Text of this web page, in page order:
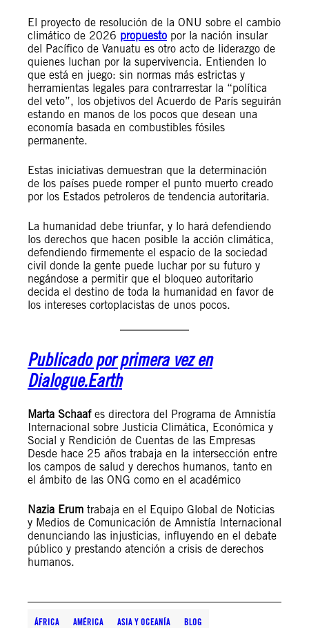
El proyecto de resolución de la ONU sobre el cambio
climático de 2026 propuesto por la nación insular
del Pacífico de Vanuatu es otro acto de liderazgo de
quienes luchan por la supervivencia. Entienden lo
que está en juego: sin normas más estrictas y
herramientas legales para contrarrestar la “política
del veto”, los objetivos del Acuerdo de París seguirán
estando en manos de los pocos que desean una
economía basada en combustibles fósiles
permanente.
Estas iniciativas demuestran que la determinación
de los países puede romper el punto muerto creado
por los Estados petroleros de tendencia autoritaria.
La humanidad debe triunfar, y lo hará defendiendo
los derechos que hacen posible la acción climática,
defendiendo firmemente el espacio de la sociedad
civil donde la gente puede luchar por su futuro y
negándose a permitir que el bloqueo autoritario
decida el destino de toda la humanidad en favor de
los intereses cortoplacistas de unos pocos.
Publicado por primera vez en
Dialogue.Earth
Marta Schaafes directora del Programa de Amnistía
Internacional sobre Justicia Climática, Económica y
Social y Rendición de Cuentas de las Empresas
Desde hace 25 años trabaja en la intersección entre
los campos de salud y derechos humanos, tanto en
el ámbito de las ONG como en el académico
Nazia Erum trabaja en el Equipo Global de Noticias
y Medios de Comunicación de Amnistía Internacional
denunciando las injusticias, influyendo en el debate
público y prestando atención a crisis de derechos
humanos.
ÁFRICA AMÉRICA ASIA Y OCEANÍA BLOG